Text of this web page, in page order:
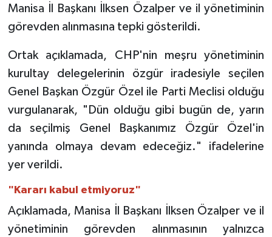
Manisa İl Başkanı İlksen Özalper ve il yönetiminin
görevden alınmasına tepki gösterildi.
Ortak açıklamada, CHP'nin meşru yönetiminin
kurultay delegelerinin özgür iradesiyle seçilen
Genel Başkan Özgür Özel ile Parti Meclisi olduğu
vurgulanarak, "Dün olduğu gibi bugün de, yarın
da seçilmiş Genel Başkanımız Özgür Özel'in
yanında olmaya devam edeceğiz." ifadelerine
yer verildi.
"Kararı kabul etmiyoruz"
Açıklamada, Manisa İl Başkanı İlksen Özalper ve il
yönetiminin görevden alınmasının yalnızca